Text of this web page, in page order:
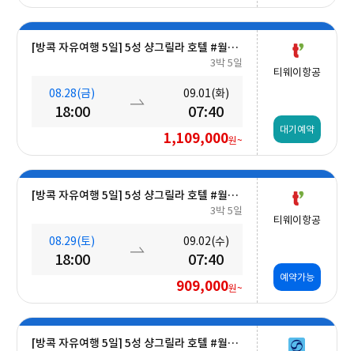
[방콕 자유여행 5일] 5성 샹그릴라 호텔 #월드체인 #차오프라야강변 #조식포함 #호캉스 #도심접근성
3박 5일
08.28(금)
18:00
09.01(화)
07:40
1,109,000원~
티웨이항공
대기예약
[방콕 자유여행 5일] 5성 샹그릴라 호텔 #월드체인 #차오프라야강변 #조식포함 #호캉스 #도심접근성
3박 5일
08.29(토)
18:00
09.02(수)
07:40
909,000원~
티웨이항공
예약가능
[방콕 자유여행 5일] 5성 샹그릴라 호텔 #월드체인 #차오프라야강변 #조식포함 #호캉스 #도심접근성